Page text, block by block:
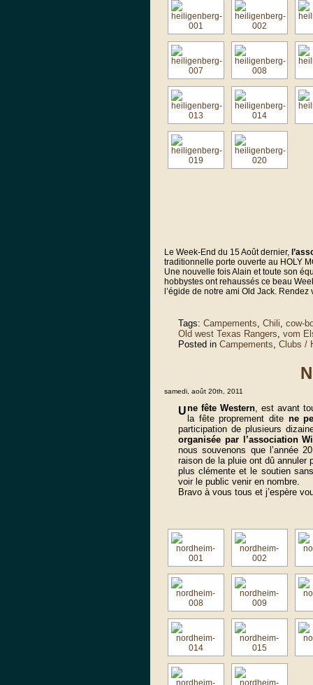
Le Week-End du 15 Août dernier,
traditionnelle porte ouverte au HOLY
Une nouvelle fois Alain et toute son
hobbystes ont rehaussés ce beau
l’égide de notre ami Old Jack.
Tags: Campements, Chili, cow-
Old west Texas Rangers, vom
Posted in Campements, Clubs /
samedi, août 20th, 2011
Une fête Western, est avant
la fête proprement dite ne
participation de plusieurs
organisée par l’association
nous souvenons que l’année
raison de la pluie ont dû annuler
plus clémente et le soutien
voir le public venir en nombre.
Bravo à vous tous et j’espère